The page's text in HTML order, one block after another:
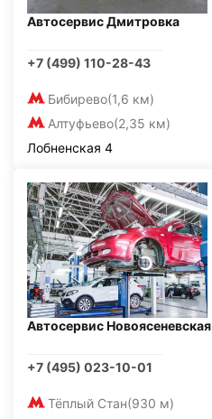
Автосервис Дмитровка
+7 (499) 110-28-43
Бибирево(1,6 км)
Алтуфьево(2,35 км)
Лобненская 4
Автосервис Новоясеневская
+7 (495) 023-10-01
Тёплый Стан(930 м)